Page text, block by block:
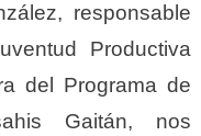
responsable
Productiva
del Programa de
Gaitán, nos